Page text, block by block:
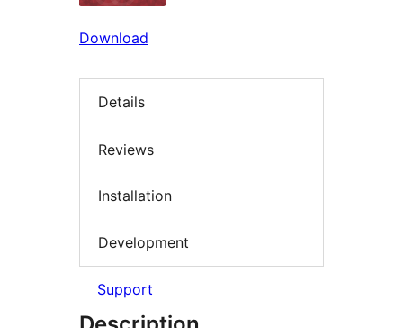
Download
Details
Reviews
Installation
Development
Support